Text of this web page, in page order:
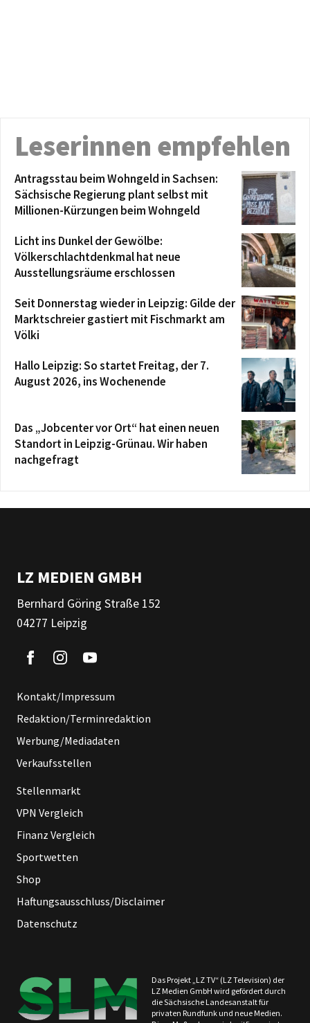
Leserinnen empfehlen
Antragsstau beim Wohngeld in Sachsen:
Sächsische Regierung plant selbst mit
Millionen-Kürzungen beim Wohngeld
Licht ins Dunkel der Gewölbe:
Völkerschlachtdenkmal hat neue
Ausstellungsräume erschlossen
Seit Donnerstag wieder in Leipzig: Gilde der
Marktschreier gastiert mit Fischmarkt am
Völki
Hallo Leipzig: So startet Freitag, der 7.
August 2026, ins Wochenende
Das „Jobcenter vor Ort“ hat einen neuen
Standort in Leipzig-Grünau. Wir haben
nachgefragt
LZ MEDIEN GMBH
Bernhard Göring Straße 152
04277 Leipzig
Kontakt/Impressum
Redaktion/Terminredaktion
Werbung/Mediadaten
Verkaufsstellen
Stellenmarkt
VPN Vergleich
Finanz Vergleich
Sportwetten
Shop
Haftungsausschluss/Disclaimer
Datenschutz
Das Projekt „LZ TV“ (LZ Television) der
LZ Medien GmbH wird gefördert durch
die Sächsische Landesanstalt für
privaten Rundfunk und neue Medien.